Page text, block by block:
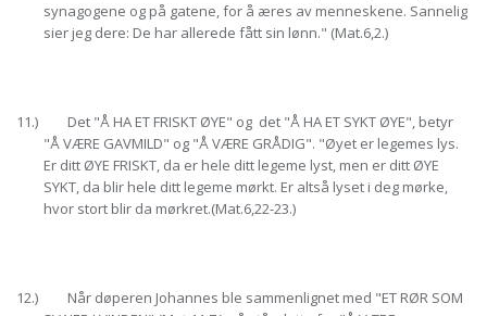
synagogene og på gatene, for å æres av menneskene. Sannelig
sier jeg dere: De har allerede fått sin lønn." (Mat.6,2.)
11.) Det "Å HA ET FRISKT ØYE" og det "Å HA ET SYKT ØYE", betyr
"Å VÆRE GAVMILD" og "Å VÆRE GRÅDIG". "Øyet er legemes lys.
Er ditt ØYE FRISKT, da er hele ditt legeme lyst, men er ditt ØYE
SYKT, da blir hele ditt legeme mørkt. Er altså lyset i deg mørke,
hvor stort blir da mørkret.(Mat.6,22-23.)
12.) Når døperen Johannes ble sammenlignet med "ET RØR SOM